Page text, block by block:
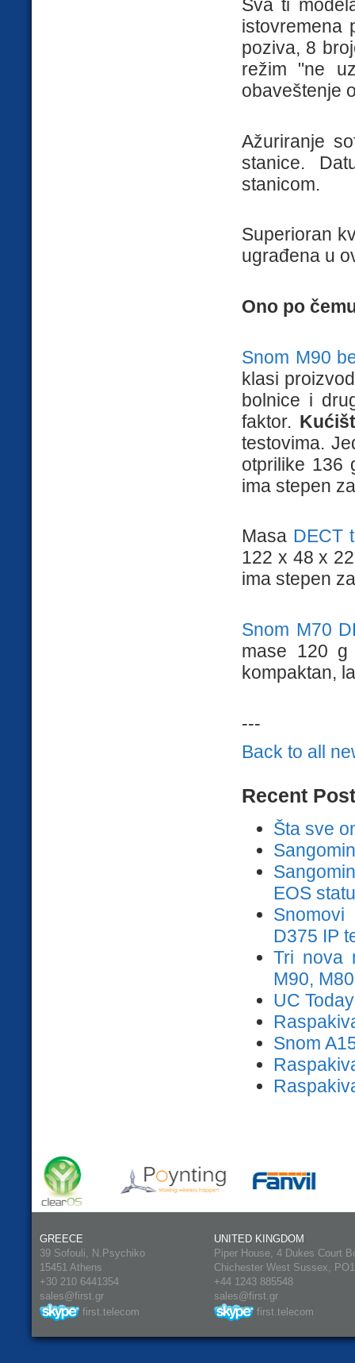
Sva ti
istovremena
poziva, 8
režim "ne
obaveštenje
Ažuriranje
stanice.
stanicom.
Superioran
ugrađena u
Ono po
Snom M90
klasi
bolnice i
faktor.
testovima.
otprilike 136
ima stepen
Masa DECT
122 x 48 x
ima stepen
Snom M70
mase 120
kompaktan,
---
Back to all
Recent
Šta sve
EOS
D375 IP
Tri nova
M90,
UC
Snom
GREECE
39 Sofouli, N.Psychiko
15451 Athens
+30 210 6441354
sales@first.gr
first.telecom
UNITED KINGDOM
Piper House, 4 Dukes Court
Chichester West Sussex,
+44 1243 885548
sales@first.gr
first.telecom